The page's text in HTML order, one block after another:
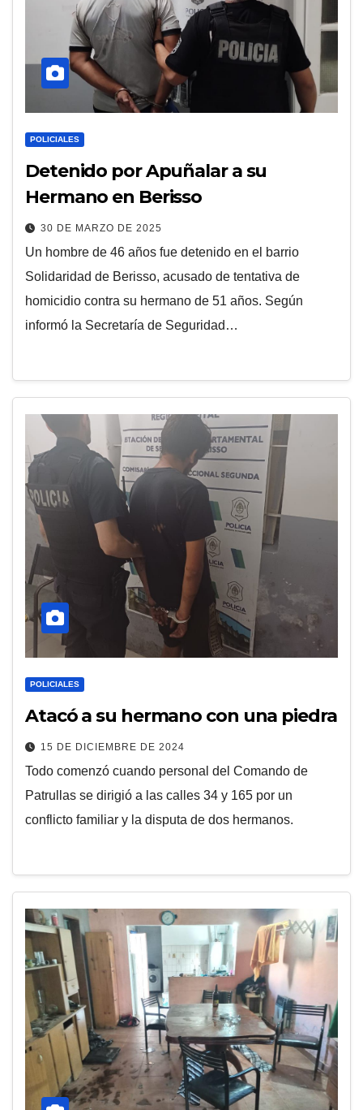
POLICIALES
Detenido por Apuñalar a su
Hermano en Berisso
30 DE MARZO DE 2025
Un hombre de 46 años fue detenido en el barrio
Solidaridad de Berisso, acusado de tentativa de
homicidio contra su hermano de 51 años. Según
informó la Secretaría de Seguridad…
POLICIALES
Atacó a su hermano con una piedra
15 DE DICIEMBRE DE 2024
Todo comenzó cuando personal del Comando de
Patrullas se dirigió a las calles 34 y 165 por un
conflicto familiar y la disputa de dos hermanos.